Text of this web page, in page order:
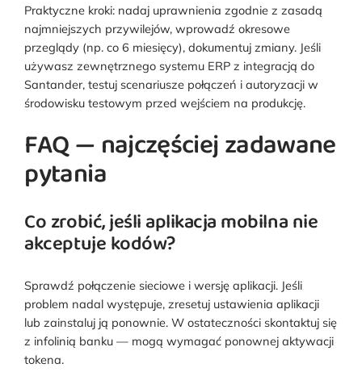
Praktyczne kroki: nadaj uprawnienia zgodnie z zasadą
najmniejszych przywilejów, wprowadź okresowe
przeglądy (np. co 6 miesięcy), dokumentuj zmiany. Jeśli
używasz zewnętrznego systemu ERP z integracją do
Santander, testuj scenariusze połączeń i autoryzacji w
środowisku testowym przed wejściem na produkcję.
FAQ — najczęściej zadawane
pytania
Co zrobić, jeśli aplikacja mobilna nie
akceptuje kodów?
Sprawdź połączenie sieciowe i wersję aplikacji. Jeśli
problem nadal występuje, zresetuj ustawienia aplikacji
lub zainstaluj ją ponownie. W ostateczności skontaktuj się
z infolinią banku — mogą wymagać ponownej aktywacji
tokena.